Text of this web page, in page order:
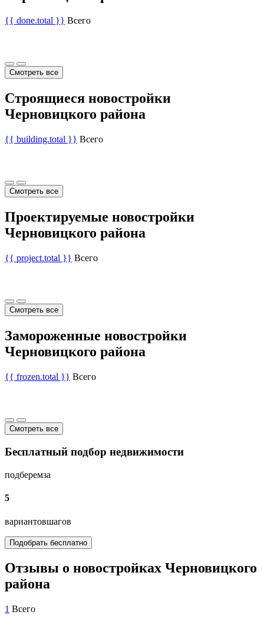
{{ done.total }} Всего
Смотреть все
Строящиеся новостройки
Черновицкого района
{{ building.total }} Всего
Смотреть все
Проектируемые новостройки
Черновицкого района
{{ project.total }} Всего
Смотреть все
Замороженные новостройки
Черновицкого района
{{ frozen.total }} Всего
Смотреть все
Бесплатный подбор недвижимости
подберемза
5
вариантовшагов
Подобрать бесплатно
Отзывы о новостройках Черновицкого
района
1 Всего